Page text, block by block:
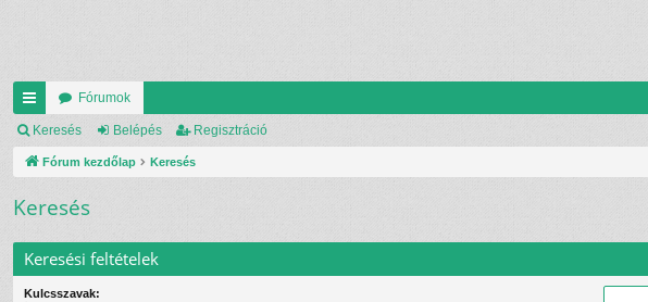
yo
rs
k
Fórumok
Keresés Belépés Regisztráció
Fórum kezdőlap Keresés
Keresés
Keresési feltételek
Kulcsszavak: